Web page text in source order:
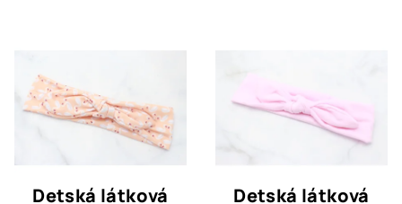
Detská látková Detská látková